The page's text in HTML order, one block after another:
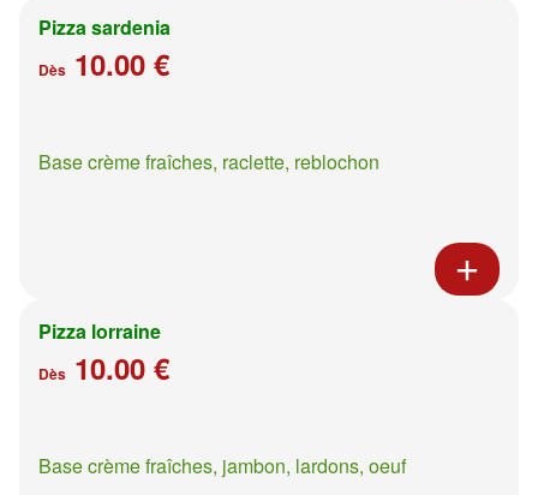
Pizza sardenia
Dès 10.00 €
Base crème fraîches, raclette, reblochon
Pizza lorraine
Dès 10.00 €
Base crème fraîches, jambon, lardons, oeuf